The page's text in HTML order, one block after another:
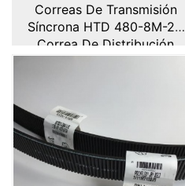
Correas De Transmisión
Síncrona HTD 480-8M-20
Correa De Distribución